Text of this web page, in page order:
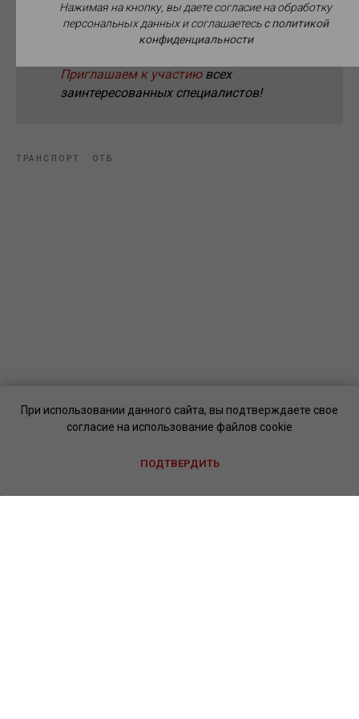
При использовании данного сайта, вы подтверждаете свое
согласие на использование файлов cookie
ПОДТВЕРДИТЬ
Мероприятие пройдет на площадке ЦДП в
Приглашаем к участиювсех
заинтересованных специалистов!
ТРАНСПОРТ ОТБ
Нажимая на кнопку, вы даете согласие на обработку
персональных данных и соглашаетесьc политикой
конфиденциальности